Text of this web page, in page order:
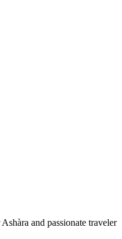
and passionate traveler